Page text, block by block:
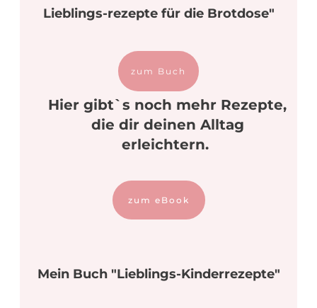
Lieblings-rezepte für die Brotdose"
zum Buch
Hier gibt`s noch mehr Rezepte,
die dir deinen Alltag
erleichtern.
zum eBook
Mein Buch "Lieblings-Kinderrezepte"